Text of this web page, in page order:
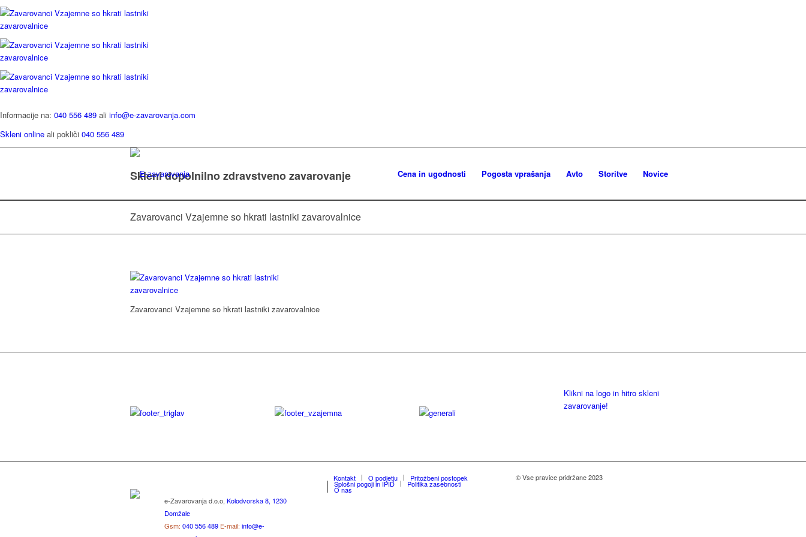
Informacije na: 040 556 489 ali info@e-zavarovanja.com
Skleni online ali pokliči 040 556 489
Cena in ugodnosti Pogosta vprašanja Avto Storitve Novice
Skleni dopolnilno zdravstveno zavarovanje
Zavarovanci Vzajemne so hkrati lastniki zavarovalnice
Zavarovanci Vzajemne so hkrati lastniki zavarovalnice
Klikni na logo in hitro skleni
zavarovanje!
e-Zavarovanja d.o.o, Kolodvorska 8, 1230
Domžale
Gsm: 040 556 489 E-mail: info@e-
Kontakt O podjetju Pritožbeni postopek
Splošni pogoji in IPID Politika zasebnosti
O nas
© Vse pravice pridržane 2023